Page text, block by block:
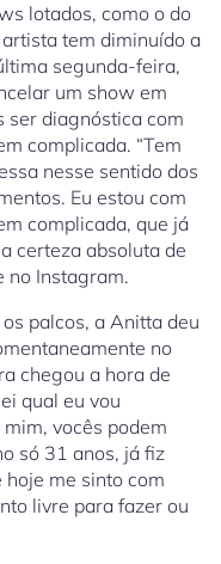
lotados, como o do
tem diminuído a
segunda-feira,
um show em
ser diagnóstica com
complicada. “Tem
nesse sentido dos
Eu estou com
complicada, que já
certeza absoluta de
no Instagram.
palcos, a Anitta deu
no
chegou a hora de
qual eu vou
vocês podem
só 31 anos, já fiz
me sinto com
livre para fazer ou